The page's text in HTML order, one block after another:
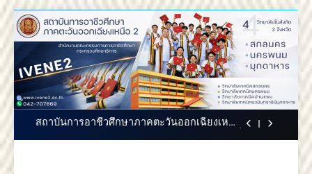
Skip
to
2 ขอแสดงความยินดี
สถาบันการอาชีวศึกษาภาคตะวันออกเฉียง
เหนือ 2 ขอแสดงความยินดี
สถาบันการอาชีวศึกษาภาคตะวันออกเฉียงเหนือ
2 ประกาศสรรหากรรมการสภาสถาบันผู้ทรง
คุณวุฒิ
ขอแสดงความยินดีกับบัณฑิตทุกท่าน สถาบันการ
อาชีวศึกษาภาคตะวันออกเฉียงเหนือ 2
สถาบันการอาชีวศึกษาภาคตะวันออกเฉียงเหนือ